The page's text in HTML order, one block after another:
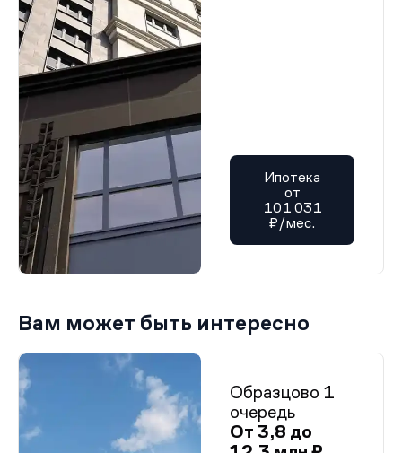
Ипотека
от
101 031
₽/мес.
Вам может быть интересно
Образцово 1
очередь
От 3,8 до